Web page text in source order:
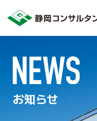
お知らせ